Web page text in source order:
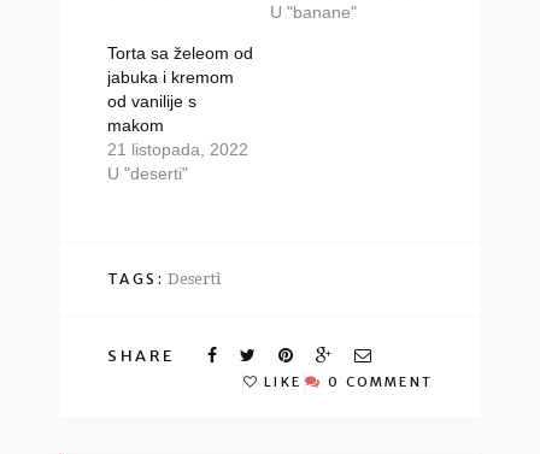
U "banane"
Torta sa želeom od
jabuka i kremom
od vanilije s
makom
21 listopada, 2022
U "deserti"
TAGS: Deserti
SHARE
LIKE 0 COMMENT